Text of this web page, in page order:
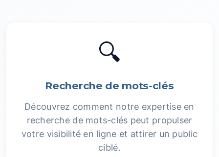
🔍
Recherche de mots-clés
Découvrez comment notre expertise en
recherche de mots-clés peut propulser
votre visibilité en ligne et attirer un public
ciblé.